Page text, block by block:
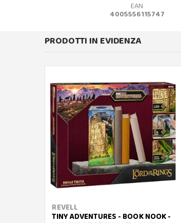
EAN
4005556115747
PRODOTTI IN EVIDENZA
REVELL
TINY ADVENTURES - BOOK NOOK -